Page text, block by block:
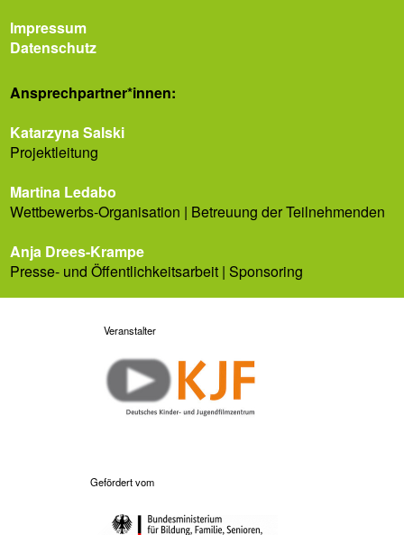
Impressum
Datenschutz
Ansprech­partner*innen:
Katarzyna Salski
Projektleitung
Martina Ledabo
Wettbewerbs-Organisation | Betreuung der Teilnehmenden
Anja Drees-Krampe
Presse- und Öffentlichkeitsarbeit | Sponsoring
Veranstalter
Gefördert vom